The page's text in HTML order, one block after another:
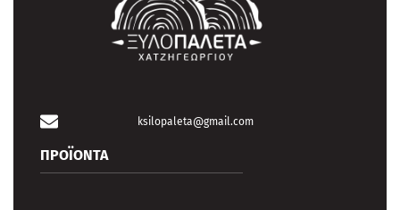
ksilopaleta@gmail.com
ΠΡΟΪΟΝΤΑ